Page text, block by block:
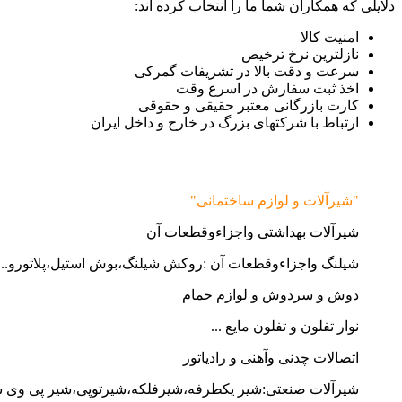
دلایلی که همکاران شما ما را انتخاب کرده اند:
امنیت کالا
نازلترین نرخ ترخیص
سرعت و دقت بالا در تشریفات گمرکی
اخذ ثبت سفارش در اسرع وقت
کارت بازرگانی معتبر حقیقی و حقوقی
ارتباط با شرکتهای بزرگ در خارج و داخل ایران
"شیرآلات و لوازم ساختمانی"
شیرآلات بهداشتی واجزاءوقطعات آن
شیلنگ واجزاءوقطعات آن :روکش شیلنگ،بوش
دوش و سردوش و لوازم حمام
نوار تفلون و تفلون مایع ...
اتصالات چدنی وآهنی و رادیاتور
شیرآلات صنعتی:شیر یکطرفه،شیرفلکه،شیرتوپی،شیر پی